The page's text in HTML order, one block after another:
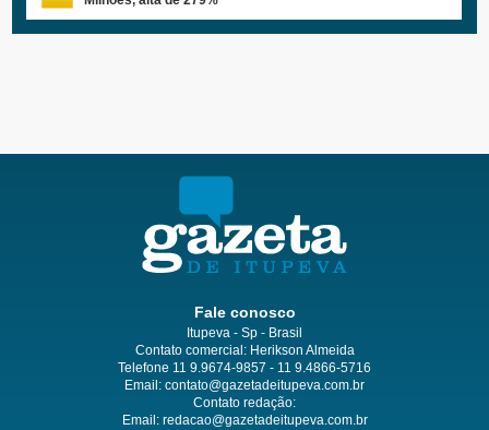
Fale conosco
Itupeva - Sp - Brasil
Contato comercial: Herikson Almeida
Telefone 11 9.9674-9857 - 11 9.4866-5716
Email: contato@gazetadeitupeva.com.br
Contato redação:
Email: redacao@gazetadeitupeva.com.br